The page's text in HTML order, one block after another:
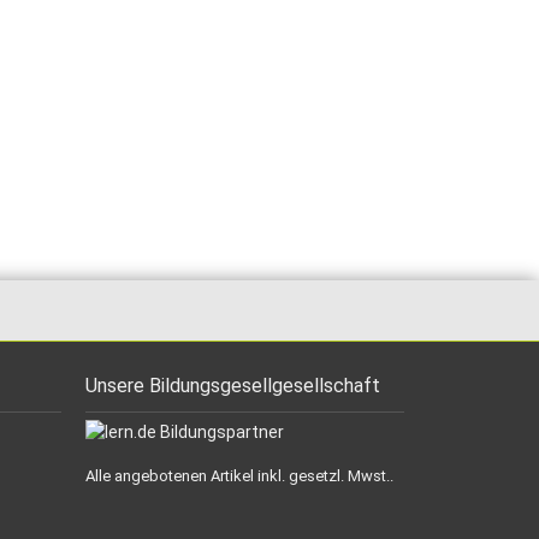
Unsere Bildungsgesellgesellschaft
Alle angebotenen Artikel inkl. gesetzl. Mwst..